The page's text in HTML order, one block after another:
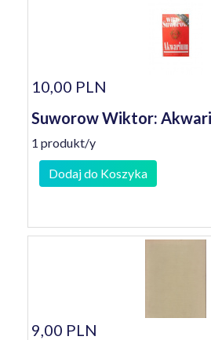
10,00 PLN
Suworow Wiktor:
1 produkt/y
Dodaj do Koszyka
9,00 PLN